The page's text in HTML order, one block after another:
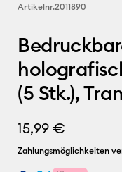
Artikelnr.2011890
(5 Stk.),
15,99 €
Zahlungsmöglichkeiten